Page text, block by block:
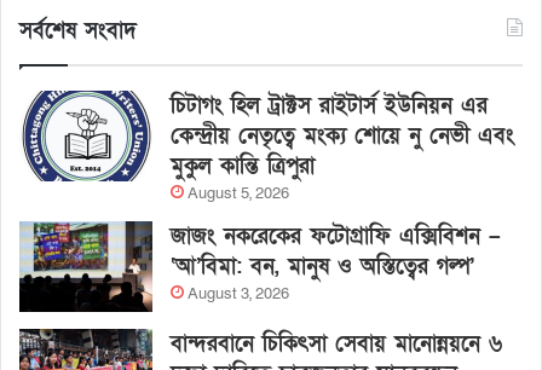
সর্বশেষ সংবাদ
চিটাগং হিল ট্রাক্টস রাইটার্স ইউনিয়ন এর
কেন্দ্রীয় নেতৃত্বে মংক্য শোয়ে নু নেভী এবং
মুকুল কান্তি ত্রিপুরা
August 5, 2026
জাজং নকরেকের ফটোগ্রাফি এক্সিবিশন –
‘আ’বিমা: বন, মানুষ ও অস্তিত্বের গল্প’
August 3, 2026
বান্দরবানে চিকিৎসা সেবায় মানোন্নয়নে ৬